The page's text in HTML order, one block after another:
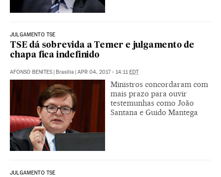
JULGAMENTO TSE
TSE dá sobrevida a Temer e julgamento de
chapa fica indefinido
AFONSO BENITES | Brasília | APR 04, 2017 - 14:11EDT
Ministros concordaram com
mais prazo para ouvir
testemunhas como João
Santana e Guido Mantega
JULGAMENTO TSE